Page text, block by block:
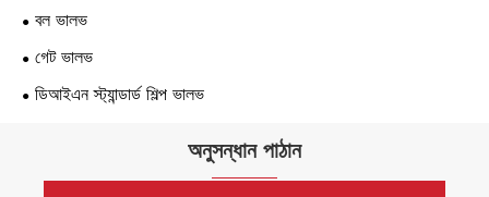
বল ভালভ
গেট ভালভ
ডিআইএন স্ট্যান্ডার্ড শিল্প ভালভ
অনুসন্ধান পাঠান